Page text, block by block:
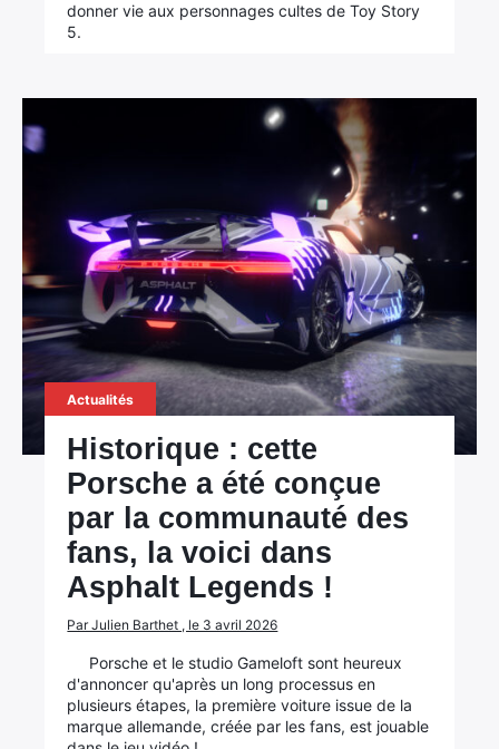
donner vie aux personnages cultes de Toy Story
5.
Actualités
Historique : cette
Porsche a été conçue
par la communauté des
fans, la voici dans
Asphalt Legends !
Par Julien Barthet , le 3 avril 2026
Porsche et le studio Gameloft sont heureux
d'annoncer qu'après un long processus en
plusieurs étapes, la première voiture issue de la
marque allemande, créée par les fans, est jouable